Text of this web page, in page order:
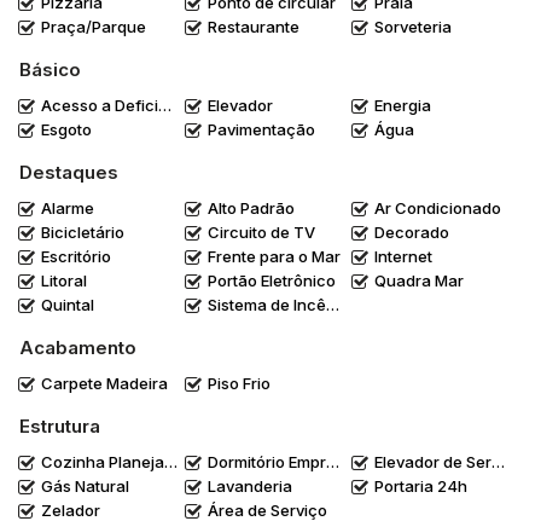
Praça/Parque
Restaurante Sorveteria
Básico
Acesso a Deficientes Elevador
Energia
Esgoto
Pavimentação Água
Destaques
Alarme Alto Padrão
Ar Condicionado
Bicicletário
Circuito de TV
Decorado
Escritório
Frente para o Mar
Internet
Litoral
Portão Eletrônico
Quadra Mar
Quintal
Sistema de Incêndio
Acabamento
Carpete Madeira Piso Frio
Estrutura
Cozinha Planejada Dormitório Empregada
Elevador de Serviço
Gás Natural
Lavanderia
Portaria 24h
Zelador
Área de Serviço